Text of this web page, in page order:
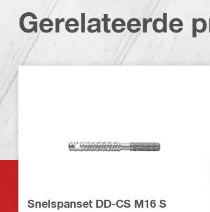
Gerelateerde
Snelspanset DD-CS M16 S